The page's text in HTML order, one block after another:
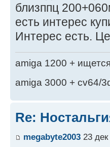
близппц
есть интерес
Интерес есть.
amiga 1200 +
amiga 3000 + cv64/
Re:
megabyte2003 23